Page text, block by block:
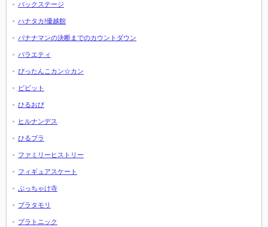
バックステージ
ハナタカ!優越館
バナナマンの決断までのカウントダウン
バラエティ
ぴったんこカン☆カン
ビビット
ひるおび
ヒルナンデス
ひるブラ
ファミリーヒストリー
フィギュアスケート
ぶっちゃけ寺
ブラタモリ
プラトニック